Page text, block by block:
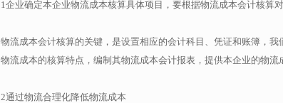
1企业确定本企业物流成本核算具体项目，要根据物流成本会计核算
物流成本会计核算的关键，是设置相应的会计科目、凭证和账簿，
物流成本的核算特点，编制其物流成本会计报表，提供本企业的物流
2通过物流合理化降低物流成本